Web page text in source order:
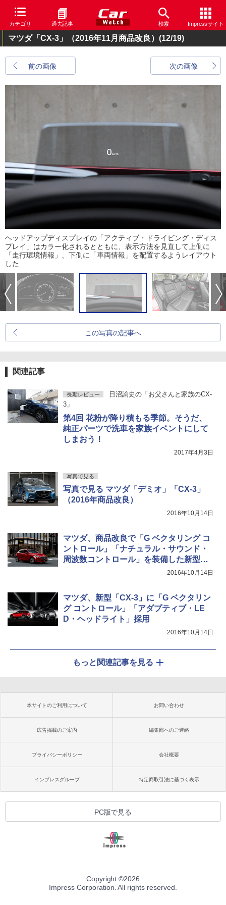
カテゴリ 過去記事 検索 Impressサイト
マツダ「CX-3」（2016年11月商品改良） (12/19)
前の画像 次の画像
ヘッドアップディスプレイの「アクティブ・ドライビング・ディス
プレイ」はカラー化されるとともに、表示方法を見直して上側に
「走行環境情報」、下側に「車両情報」を配置するようレイアウト
した
この写真の記事へ
関連記事
長期レビュー
日沼諭史の「お父さんと家族のCX-
3」
第4回 花粉が降り積もる季節。そうだ、
純正パーツで洗車を家族イベントにして
しまおう！
2017年4月3日
写真で見る
写真で見る マツダ「デミオ」「CX-3」
（2016年商品改良）
2016年10月14日
マツダ、商品改良で「G ベクタリング コ
ントロール」「ナチュラル・サウンド・
周波数コントロール」を装備した新型
2016年10月14日
マツダ、新型「CX-3」に「G ベクタリン
グ コントロール」「アダプティブ・LE
D・ヘッドライト」採用
2016年10月14日
もっと関連記事を見る
本サイトのご利用について お問い合わせ
広告掲載のご案内 編集部へのご連絡
プライバシーポリシー 会社概要
インプレスグループ 特定商取引法に基づく表示
PC版で見る
Copyright ©2026
Impress Corporation. All rights reserved.